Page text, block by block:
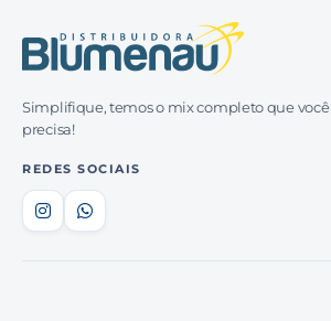
Simplifique, temos o mix completo que você
precisa!
REDES SOCIAIS